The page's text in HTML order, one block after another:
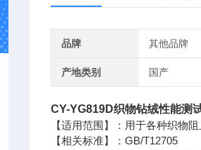
品牌 其他品牌
产地类别 国产
CY-YG819D织物钻绒性能测
【适用范围】：用于各种织物
【相关标准】：GB/T12705